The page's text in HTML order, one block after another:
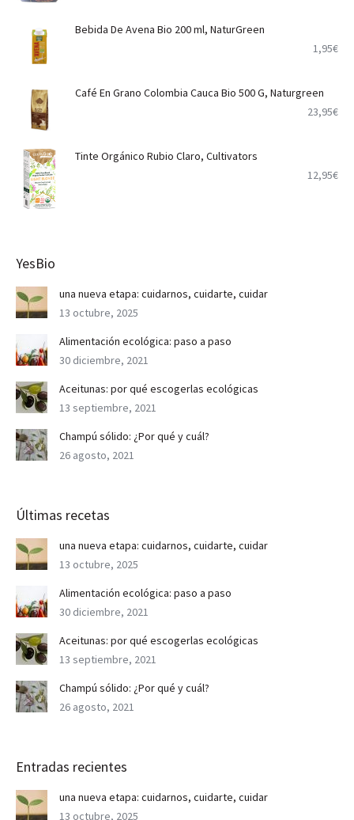
Bebida De Avena Bio 200 ml, NaturGreen
1,95€
Café En Grano Colombia Cauca Bio 500 G, Naturgreen
23,95€
Tinte Orgánico Rubio Claro, Cultivators
12,95€
YesBio
una nueva etapa: cuidarnos, cuidarte, cuidar
13 octubre, 2025
Alimentación ecológica: paso a paso
30 diciembre, 2021
Aceitunas: por qué escogerlas ecológicas
13 septiembre, 2021
Champú sólido: ¿Por qué y cuál?
26 agosto, 2021
Últimas recetas
una nueva etapa: cuidarnos, cuidarte, cuidar
13 octubre, 2025
Alimentación ecológica: paso a paso
30 diciembre, 2021
Aceitunas: por qué escogerlas ecológicas
13 septiembre, 2021
Champú sólido: ¿Por qué y cuál?
26 agosto, 2021
Entradas recientes
una nueva etapa: cuidarnos, cuidarte, cuidar
13 octubre, 2025